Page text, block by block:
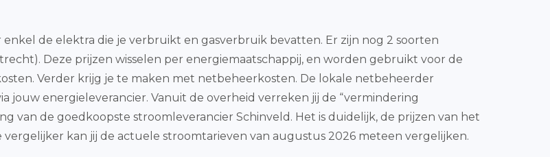
de elektra die je verbruikt en gasverbruik bevatten. Er zijn nog 2 soorten
Deze prijzen wisselen per energiemaatschappij, en worden gebruikt voor de
Verder krijg je te maken met netbeheerkosten. De lokale netbeheerder
jouw energieleverancier. Vanuit de overheid verreken jij de “vermindering
van de goedkoopste stroomleverancier Schinveld. Het is duidelijk, de prijzen van het
kan jij de actuele stroomtarieven van augustus 2026 meteen vergelijken.